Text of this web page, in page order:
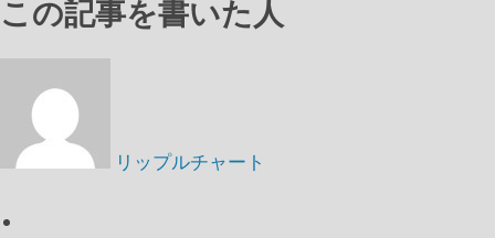
この記事を書いた人
リップルチャート